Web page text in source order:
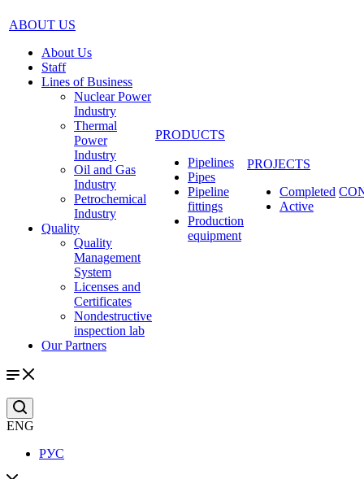
ABOUT US
About Us
Staff
Lines of Business
Nuclear Power
Industry
Thermal
Power
Industry
Oil and Gas
Industry
Petrochemical
Industry
Quality
Quality
Management
System
Licenses and
Certificates
Nondestructive
inspection lab
Our Partners
PRODUCTS
Pipelines
Pipes
Pipeline
fittings
Production
equipment
PROJECTS
Completed
Active
ENG
РУС